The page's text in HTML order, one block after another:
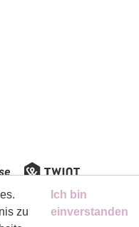
zu
Ich bin
einverstanden